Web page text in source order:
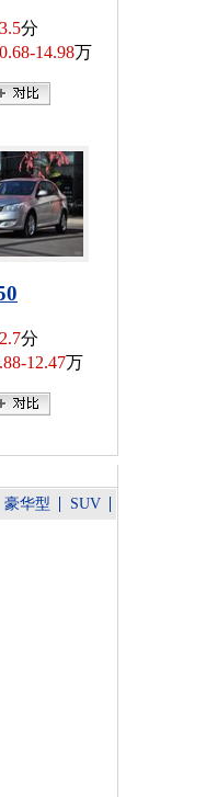
分
14.98万
分
12.47万
豪华型 SUV